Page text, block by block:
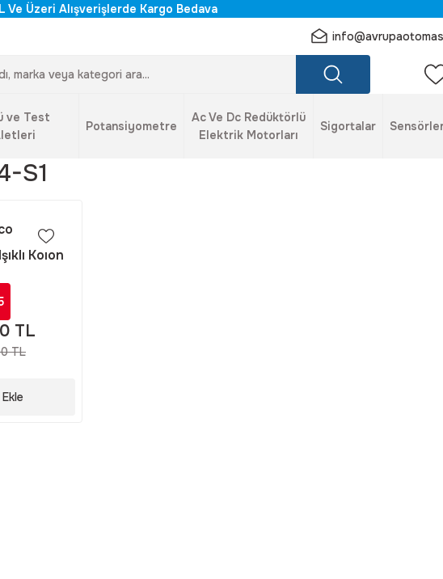
Ve Üzeri Alışverişlerde Kargo Bedava
ve Test
Potansiyometre
Ac Ve Dc Redüktörlü
Elektrik Motorları
Sigortalar
S1
Kolon
TL
TL